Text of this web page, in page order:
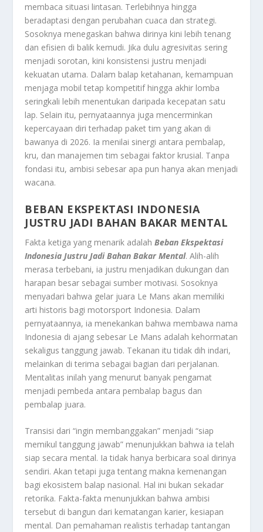
membaca situasi lintasan. Terlebihnya hingga
beradaptasi dengan perubahan cuaca dan strategi.
Sosoknya menegaskan bahwa dirinya kini lebih tenang
dan efisien di balik kemudi. Jika dulu agresivitas sering
menjadi sorotan, kini konsistensi justru menjadi
kekuatan utama. Dalam balap ketahanan, kemampuan
menjaga mobil tetap kompetitif hingga akhir lomba
seringkali lebih menentukan daripada kecepatan satu
lap. Selain itu, pernyataannya juga mencerminkan
kepercayaan diri terhadap paket tim yang akan di
bawanya di 2026. Ia menilai sinergi antara pembalap,
kru, dan manajemen tim sebagai faktor krusial. Tanpa
fondasi itu, ambisi sebesar apa pun hanya akan menjadi
wacana.
BEBAN EKSPEKTASI INDONESIA
JUSTRU JADI BAHAN BAKAR MENTAL
Fakta ketiga yang menarik adalahBeban Ekspektasi
Indonesia Justru Jadi Bahan Bakar Mental. Alih-alih
merasa terbebani, ia justru menjadikan dukungan dan
harapan besar sebagai sumber motivasi. Sosoknya
menyadari bahwa gelar juara Le Mans akan memiliki
arti historis bagi motorsport Indonesia. Dalam
pernyataannya, ia menekankan bahwa membawa nama
Indonesia di ajang sebesar Le Mans adalah kehormatan
sekaligus tanggung jawab. Tekanan itu tidak dih indari,
melainkan di terima sebagai bagian dari perjalanan.
Mentalitas inilah yang menurut banyak pengamat
menjadi pembeda antara pembalap bagus dan
pembalap juara.
Transisi dari “ingin membanggakan” menjadi “siap
memikul tanggung jawab” menunjukkan bahwa ia telah
siap secara mental. Ia tidak hanya berbicara soal dirinya
sendiri. Akan tetapi juga tentang makna kemenangan
bagi ekosistem balap nasional. Hal ini bukan sekadar
retorika. Fakta-fakta menunjukkan bahwa ambisi
tersebut di bangun dari kematangan karier, kesiapan
mental. Dan pemahaman realistis terhadap tantangan